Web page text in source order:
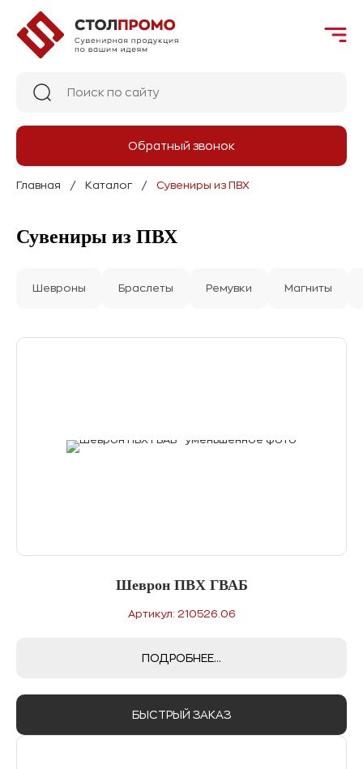
Обратный звонок
Главная Каталог Сувениры из ПВХ
Сувениры из ПВХ
Шевроны Браслеты Ремувки Магниты
Шеврон ПВХ ГВАБ
Артикул: 210526.06
ПОДРОБНЕЕ...
БЫСТРЫЙ ЗАКАЗ